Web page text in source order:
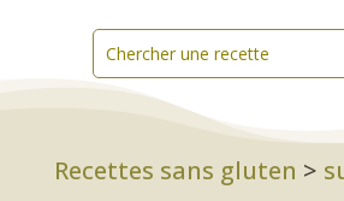
Recettes sans gluten >